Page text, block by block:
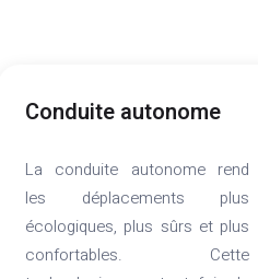
Conduite autonome
La conduite autonome rend
les déplacements plus
écologiques, plus sûrs et plus
confortables. Cette